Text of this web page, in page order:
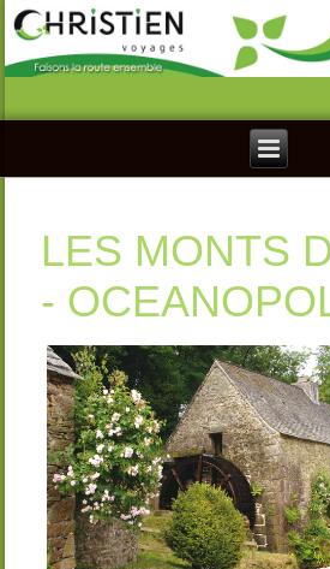
LES MONTS
-